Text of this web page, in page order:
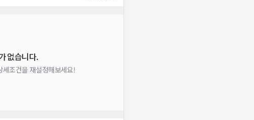
없습니다.
세조건을 재설정해보세요!